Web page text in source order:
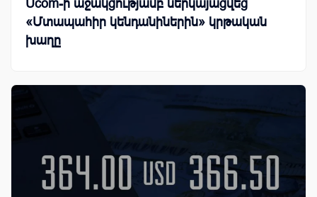
Ucom-ի աջակցությամբ ներկայացվեց
«Մտապահիր կենդանիներին» կրթական
խաղը